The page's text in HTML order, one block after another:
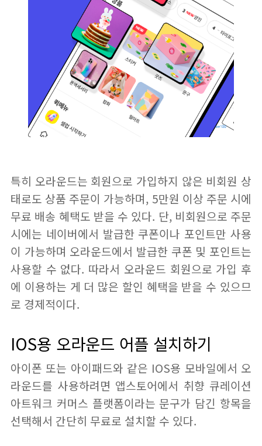
특히 오라운드는 회원으로 가입하지 않은 비회원 상
태로도 상품 주문이 가능하며, 5만원 이상 주문 시에
무료 배송 혜택도 받을 수 있다. 단, 비회원으로 주문
시에는 네이버에서 발급한 쿠폰이나 포인트만 사용
이 가능하며 오라운드에서 발급한 쿠폰 및 포인트는
사용할 수 없다. 따라서 오라운드 회원으로 가입 후
에 이용하는 게 더 많은 할인 혜택을 받을 수 있으므
로 경제적이다.
IOS용 오라운드 어플 설치하기
아이폰 또는 아이패드와 같은 IOS용 모바일에서 오
라운드를 사용하려면 앱스토어에서 취향 큐레이션
아트워크 커머스 플랫‪폼‬이라는 문구가 담긴 항목을
선택해서 간단히 무료로 설치할 수 있다.